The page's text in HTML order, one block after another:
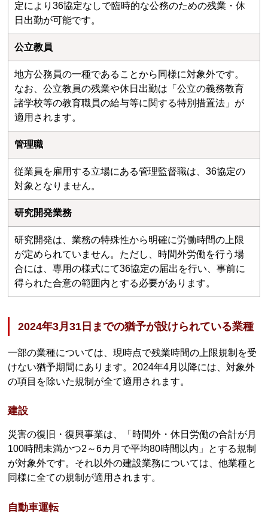
定により36協定なしで臨時的な公務のための残業・休
日出勤が可能です。
公立教員
地方公務員の一種であることから同様に対象外です。
なお、公立教員の残業や休日出勤は「公立の義務教育
諸学校等の教育職員の給与等に関する特別措置法」が
適用されます。
管理職
従業員を雇用する立場にある管理監督職は、36協定の
対象となりません。
研究開発業務
研究開発は、業務の特殊性から明確に労働時間の上限
が定められていません。ただし、時間外労働を行う場
合には、専用の様式にて36協定の届出を行い、事前に
得られた合意の範囲内とする必要があります。
2024年3月31日までの猶予が設けられている業種
一部の業種については、現時点で残業時間の上限規制を受
けない猶予期間にあります。2024年4月以降には、対象外
の項目を除いた規制が全て適用されます。
建設
災害の復旧・復興事業は、「時間外・休日労働の合計が月
100時間未満かつ2～6カ月で平均80時間以内」とする規制
が対象外です。それ以外の建設業務については、他業種と
同様に全ての規制が適用されます。
自動車運転